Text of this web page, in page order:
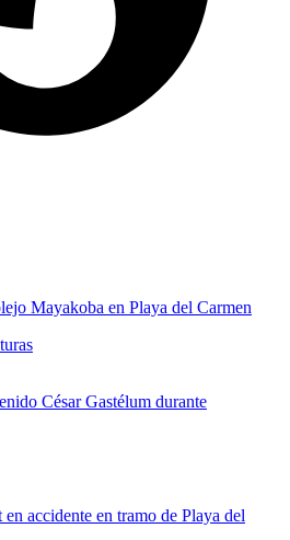
Mayakoba en Playa del Carmen
César Gastélum durante
accidente en tramo de Playa del